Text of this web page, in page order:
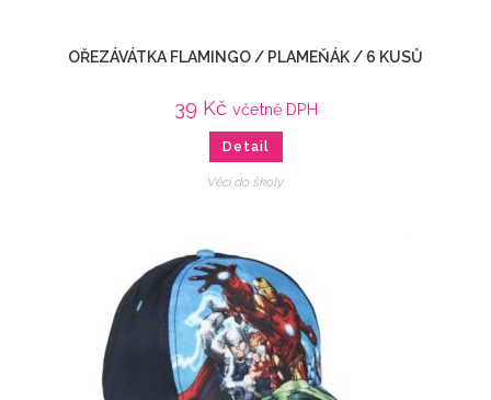
OŘEZÁVÁTKA FLAMINGO / PLAMEŇÁK / 6 KUSŮ
39 Kč včetně DPH
Detail
Věci do školy